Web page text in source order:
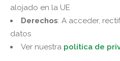
alojado en la UE
Derechos: A acceder,
datos
Ver nuestra política de